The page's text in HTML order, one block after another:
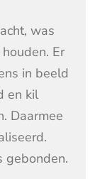
was
Er
in beeld
en kil
Daarmee
gebonden.